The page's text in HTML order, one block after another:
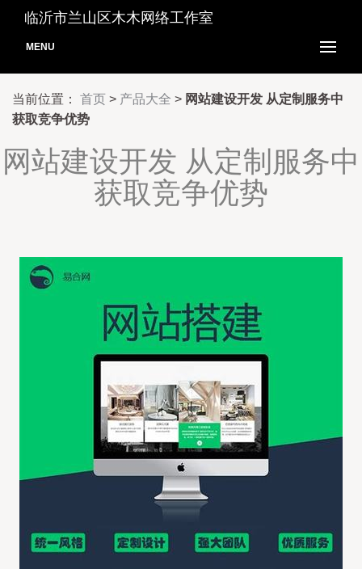
临沂市兰山区木木网络工作室
MENU
当前位置： 首页 > 产品大全 > 网站建设开发 从定制服务中
获取竞争优势
网站建设开发 从定制服务中
获取竞争优势